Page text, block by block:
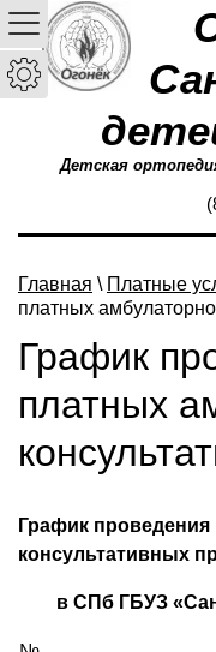
Детская
Главная \ Платные
платных
График
платных
График
консультативных
в СПб ГБУЗ